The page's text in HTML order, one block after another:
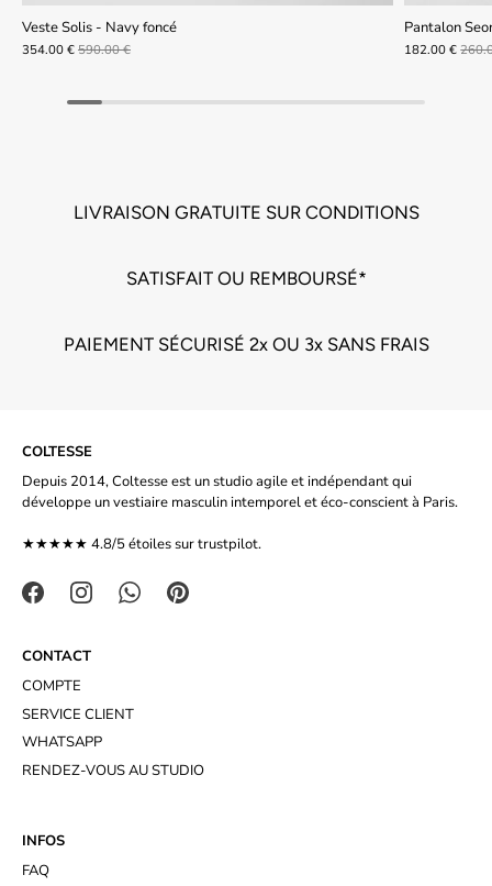
Veste Solis - Navy foncé
354.00 € 590.00 €
Pantalon
182.00 €
LIVRAISON GRATUITE SUR CONDITIONS
SATISFAIT OU REMBOURSÉ*
PAIEMENT SÉCURISÉ 2x OU 3x SANS FRAIS
COLTESSE
Depuis 2014, Coltesse est un studio agile et indépendant qui
développe un vestiaire masculin intemporel et éco-conscient à Paris.
★★★★★ 4.8/5 étoiles surtrustpilot.
CONTACT
COMPTE
SERVICE CLIENT
WHATSAPP
RENDEZ-VOUS AU STUDIO
INFOS
FAQ